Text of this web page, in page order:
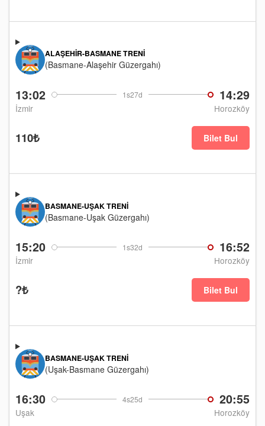
13:02 1s27d 14:29
İzmir Horozköy
ALAŞEHIR-BASMANE TRENI
(Basmane-Alaşehir Güzergahı)
110₺ Bilet Bul
15:20 1s32d 16:52
İzmir Horozköy
BASMANE-UŞAK TRENI
(Basmane-Uşak Güzergahı)
?₺ Bilet Bul
16:30 4s25d 20:55
Uşak Horozköy
BASMANE-UŞAK TRENI
(Uşak-Basmane Güzergahı)